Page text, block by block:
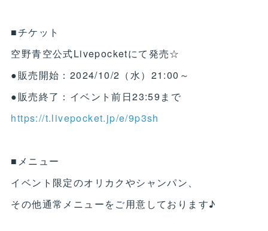
■チケット
空野青空公式Livepocketにて発売☆
●販売開始：2024/10/2（水）21:00～
●販売終了：イベント前日23:59まで
https://t.livepocket.jp/e/9p3sh
■メニュー
イベント限定のオリカクやシャンパン、
その他通常メニューをご用意しております♪